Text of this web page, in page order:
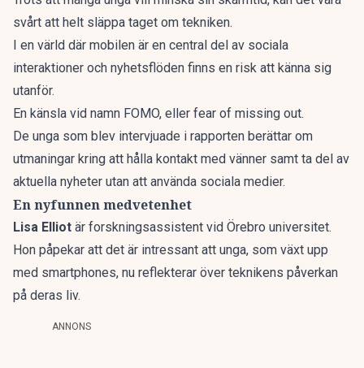
svårt att helt släppa taget om tekniken.
I en värld där mobilen är en central del av sociala
interaktioner och nyhetsflöden finns en risk att känna sig
utanför.
En känsla vid namn FOMO, eller fear of missing out.
De unga som blev intervjuade i rapporten berättar om
utmaningar kring att hålla kontakt med vänner samt ta del av
aktuella nyheter utan att använda sociala medier.
En nyfunnen medvetenhet
Lisa Elliot är forskningsassistent vid Örebro universitet.
Hon påpekar att det är intressant att unga, som växt upp
med smartphones, nu reflekterar över teknikens påverkan
på deras liv.
ANNONS